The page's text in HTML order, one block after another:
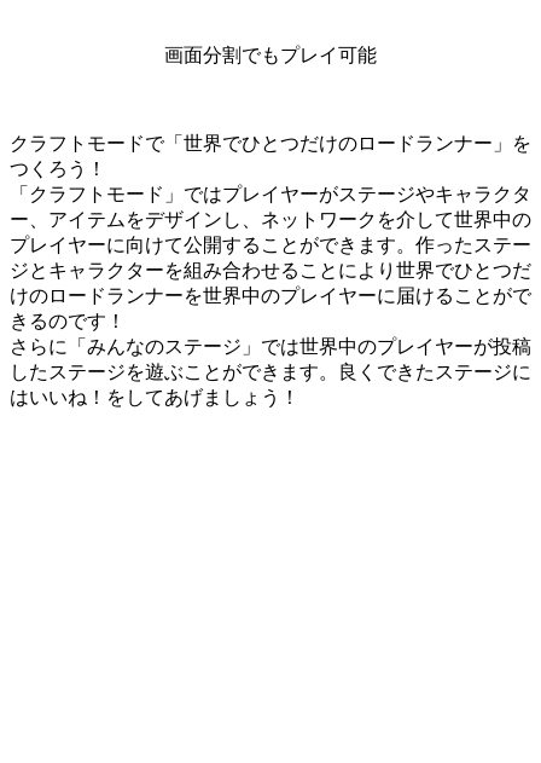
画面分割でもプレイ可能
クラフトモードで「世界でひとつだけのロードランナー」を
つくろう！
「クラフトモード」ではプレイヤーがステージやキャラクタ
ー、アイテムをデザインし、ネットワークを介して世界中の
プレイヤーに向けて公開することができます。作ったステー
ジとキャラクターを組み合わせることにより世界でひとつだ
けのロードランナーを世界中のプレイヤーに届けることがで
きるのです！
さらに「みんなのステージ」では世界中のプレイヤーが投稿
したステージを遊ぶことができます。良くできたステージに
はいいね！をしてあげましょう！